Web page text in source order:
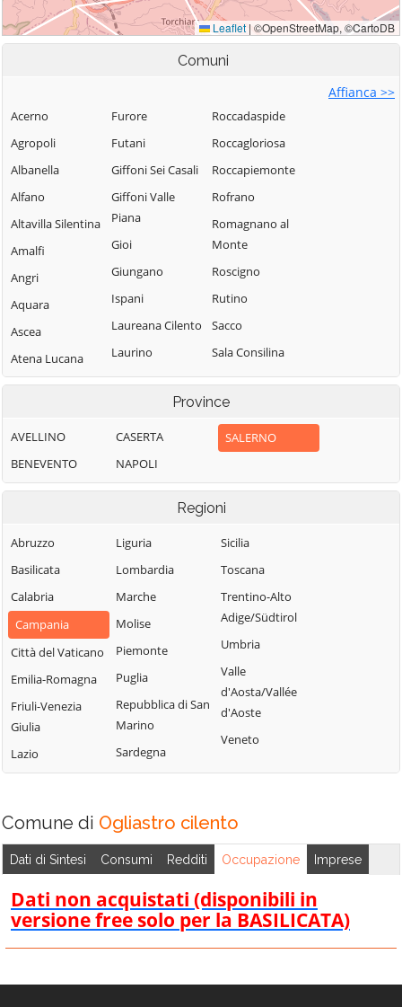
Comuni
Affianca >>
Acerno
Agropoli
Albanella
Alfano
Altavilla Silentina
Amalfi
Angri
Aquara
Ascea
Atena Lucana
Atrani
Baronissi
Battipaglia
Bellizzi
Bracigliano
Buccino
Buonabitacolo
Caggiano
Calvanico
Camerota
Campagna
Campora
Cannalonga
Casalbuono
Casaletto
Spartano
Giorgio
Furore
Futani
Giffoni Sei Casali
Giffoni Valle
Piana
Gioi
Giungano
Ispani
Laureana Cilento
Laurino
Laurito
Lustra
Magliano Vetere
Maiori
Mercato San
Severino
Minori
Moio della
Giacomo
Montecorice
Pugliano
Monteforte
Cilento
Marcellana
Morigerati
Nocera Superiore
Roccadaspide
Roccagloriosa
Roccapiemonte
Rofrano
Romagnano al
Monte
Roscigno
Rutino
Sacco
Sala Consilina
Salento
Salerno
Salvitelle
Picentino
San Giovanni a
Magno
San Mango
Piemonte
San Marzano sul
Sarno
San Mauro
Cilento
San Mauro la
Tanagro
San Rufo
San Valentino
Torio
Sant'Angelo a
Fasanella
Sant'Egidio del
Province
AVELLINO
BENEVENTO
CASERTA
NAPOLI
SALERNO
Regioni
Abruzzo
Basilicata
Calabria
Campania
Città del Vaticano
Emilia-Romagna
Friuli-Venezia
Giulia
Lazio
Liguria
Lombardia
Marche
Molise
Piemonte
Puglia
Repubblica di San
Marino
Sardegna
Sicilia
Toscana
Trentino-Alto
Adige/Südtirol
Umbria
Valle
d'Aosta/Vallée
d'Aoste
Veneto
Comune di Ogliastro cilento
Dati di Sintesi Consumi Redditi Occupazione Imprese
Dati non acquistati (disponibili in
versione free solo per la BASILICATA)